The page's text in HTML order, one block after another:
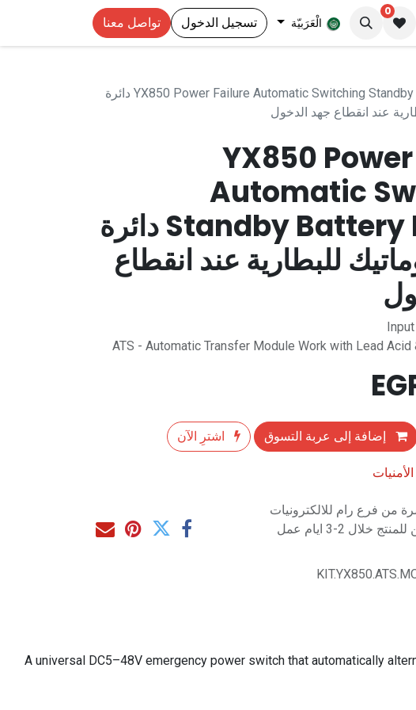
0
الْعَرَبيّة تسجيل الدخول تواصل معنا
YX850 Power Failure Automatic Switching Standby Battery Module دائرة
عند انقطاع جهد الدخول
YX850
Automatic
Standby Battery Module دائرة
للبطارية عند انقطاع
ATS - Automatic Transfer Module Work with Lead
إضافة إلى عربة التسوق
اشترِ الآن
من فرع رام للالكترونيات
2-3 ايام عمل
A universal DC5–48V emergency power switch that automatically